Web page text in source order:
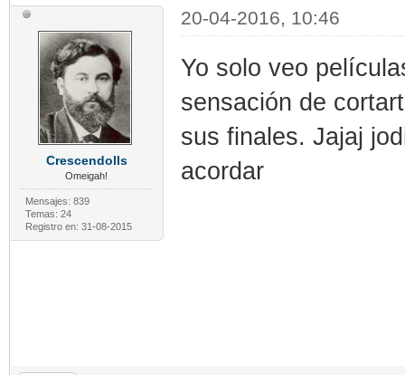
Crescendolls
Omeigah!
Mensajes: 839
Temas: 24
Registro en: 31-08-2015
20-04-2016, 10:46
Yo solo veo
sensación de
sus finales. Jajaj
acordar